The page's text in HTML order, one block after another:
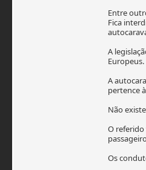
Entre
Fica
A
Europeus.
A
pertence
Não
O
Os